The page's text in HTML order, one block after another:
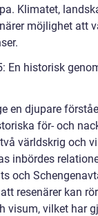
Klimatet,
möjlighet att
En historisk
en djupare
för- och
världskrig och
inbördes
och
resenärer kan
visum, vilket har